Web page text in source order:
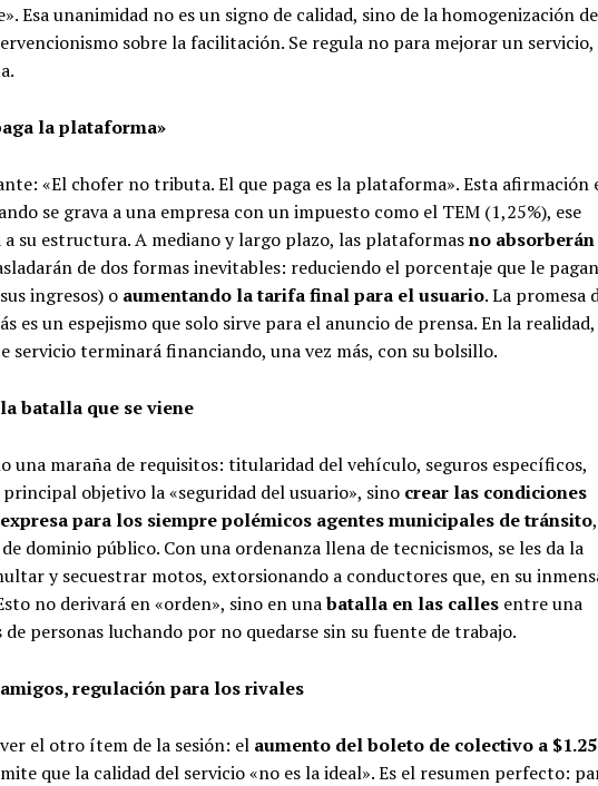
Esa unanimidad no es un signo de calidad, sino de la homogenización de
sobre la facilitación. Se regula no para mejorar un servicio,
la plataforma»
«El chofer no tributa. El que paga es la plataforma». Esta afirmación
se grava a una empresa con un impuesto como el TEM (1,25%), ese
su estructura. A mediano y largo plazo, las plataformasno absorberán
de dos formas inevitables: reduciendo el porcentaje que le pagan
ingresos) o aumentando la tarifa final para el usuario. La promesa
es un espejismo que solo sirve para el anuncio de prensa. En la realidad,
servicio terminará financiando, una vez más, con su bolsillo.
batalla que se viene
una maraña de requisitos: titularidad del vehículo, seguros específicos,
objetivo la «seguridad del usuario», sino crear las condiciones
para los siempre polémicos agentes municipales de tránsito,
dominio público. Con una ordenanza llena de tecnicismos, se les da la
y secuestrar motos, extorsionando a conductores que, en su
no derivará en «orden», sino en unabatalla en las calles entre una
personas luchando por no quedarse sin su fuente de trabajo.
regulación para los rivales
el otro ítem de la sesión: el aumento del boleto de colectivo a
que la calidad del servicio «no es la ideal». Es el resumen perfecto: